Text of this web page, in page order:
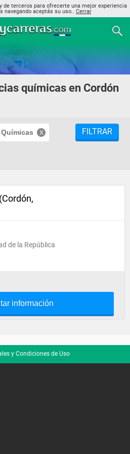
terceros para ofrecerte una mejor experiencia
navegando aceptás su uso.. Cerrar
químicas en Cordón
FILTRAR
de la República
información
y Condiciones de Uso